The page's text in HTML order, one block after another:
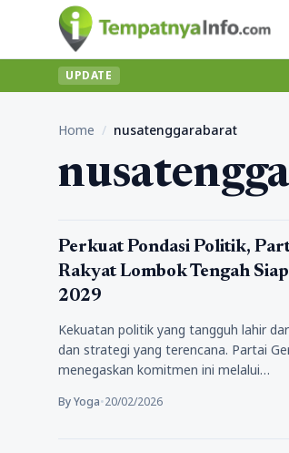
UPDATE
Home / nusatenggarabarat
Politik
Perkuat Pondasi Politik,
Rakyat Lombok Tengah
2029
Kekuatan politik yang tangguh lahir
dan strategi yang terencana. Partai
menegaskan komitmen ini melalui…
By Yoga•20/02/2026